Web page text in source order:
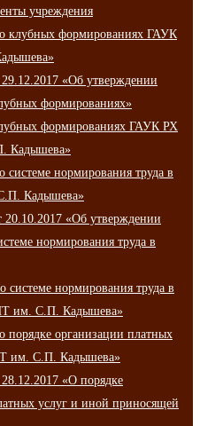
учреждения
клубных формированиях ГАУК
«Об утверждении
формированиях»
формированиях ГАУК РХ
Кадышева»
нормирования труда в
Кадышева»
«Об утверждении
нормирования труда в
нормирования труда в
им. С.П. Кадышева»
организации платных
им. С.П. Кадышева»
«О порядке
услуг и иной приносящей